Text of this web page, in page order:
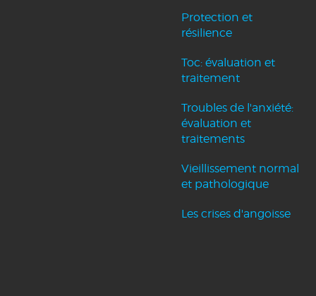
Protection et
résilience
Toc: évaluation et
traitement
Troubles de l'anxiété:
évaluation et
traitements
Vieillissement normal
et pathologique
Les crises d'angoisse